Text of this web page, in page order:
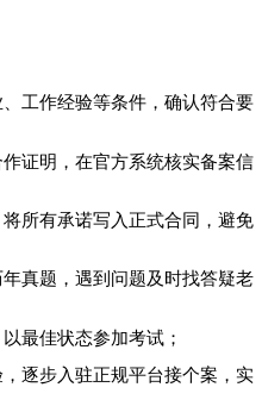
工作经验等条件，确认符合要
证明，在官方系统核实备案信
所有承诺写入正式合同，避免
真题，遇到问题及时找答疑老
最佳状态参加考试；
逐步入驻正规平台接个案，实